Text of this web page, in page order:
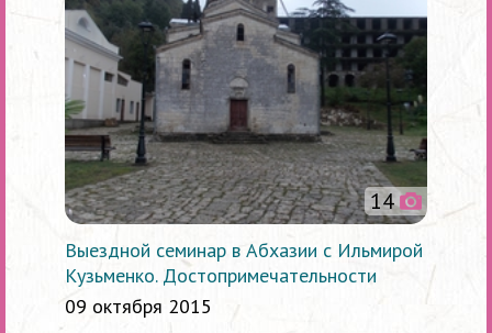
14
Выездной семинар в Абхазии с Ильмирой
Кузьменко. Достопримечательности
09 октября 2015